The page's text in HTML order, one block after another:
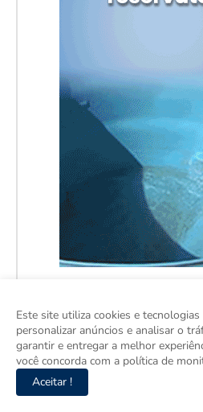
Este site utiliza cookies e
personalizar anúncios e analisar o
garantir e entregar a melhor
você concorda com a política de
Aceitar !